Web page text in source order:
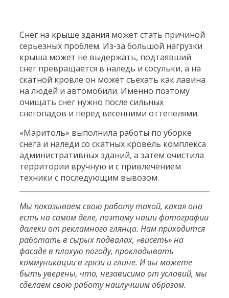
Снег на крыше здания может стать причиной
серьезных проблем. Из-за большой нагрузки
крыша может не выдержать, подтаявший
снег превращается в наледь и сосульки, а на
скатной кровле он может съехать как лавина
на людей и автомобили. Именно поэтому
очищать снег нужно после сильных
снегопадов и перед весенними оттепелями.
«Маритоль» выполнила работы по уборке
снега и наледи со скатных кровель комплекса
административных зданий, а затем очистила
территории вручную и с привлечением
техники с последующим вывозом.
Мы показываем свою работу такой, какая она
есть на самом деле, поэтому наши фотографии
далеки от рекламного глянца. Нам приходится
работать в сырых подвалах, «висеть» на
фасаде в плохую погоду, прокладывать
коммуникации в грязи и глине. И вы можете
быть уверены, что, независимо от условий, мы
сделаем свою работу наилучшим образом.